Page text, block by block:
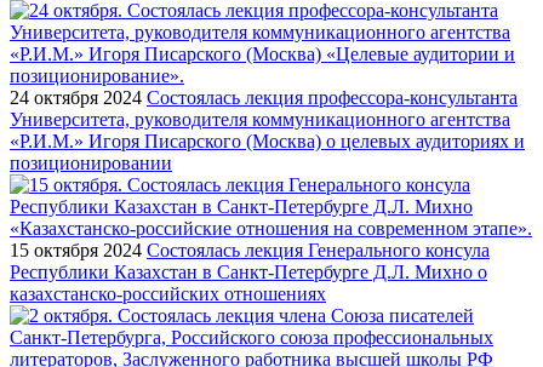
24 октября 2024 Состоялась лекция профессора-консультанта
Университета, руководителя коммуникационного агентства
«Р.И.М.» Игоря Писарского (Москва) о целевых аудиториях и
позиционировании
15 октября 2024 Состоялась лекция Генерального консула
Республики Казахстан в Санкт-Петербурге Д.Л. Михно о
казахстанско-российских отношениях